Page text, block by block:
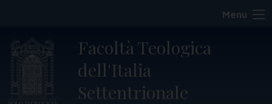
content
Menu
Facoltà Teologica
dell'Italia
Settentrionale